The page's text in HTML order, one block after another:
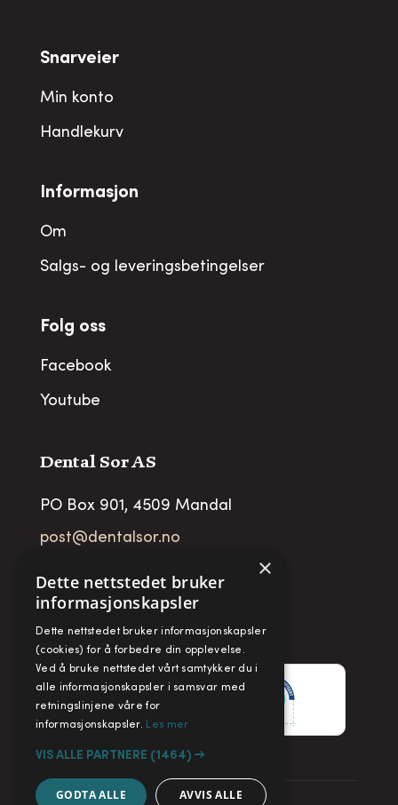
Snarveier
Min konto
Handlekurv
Informasjon
Om
Salgs- og leveringsbetingelser
Folg oss
Facebook
Youtube
Dental Sor AS
PO Box 901, 4509 Mandal
post@dentalsor.no
Telefon: +47 38 27 88 88
Fax: + 47 38 27 88 89
×
Dette nettstedet bruker
informasjonskapsler
Dette nettstedet bruker informasjonskapsler
(cookies) for å forbedre din opplevelse.
Ved å bruke nettstedet vårt samtykker du i
alle informasjonskapsler i samsvar med
retningslinjene våre for
informasjonskapsler. Les mer
VIS ALLE PARTNERE (1464) →
GODTA ALLE AVVIS ALLE